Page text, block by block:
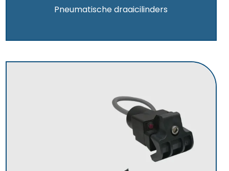
Pneumatische draaicilinders